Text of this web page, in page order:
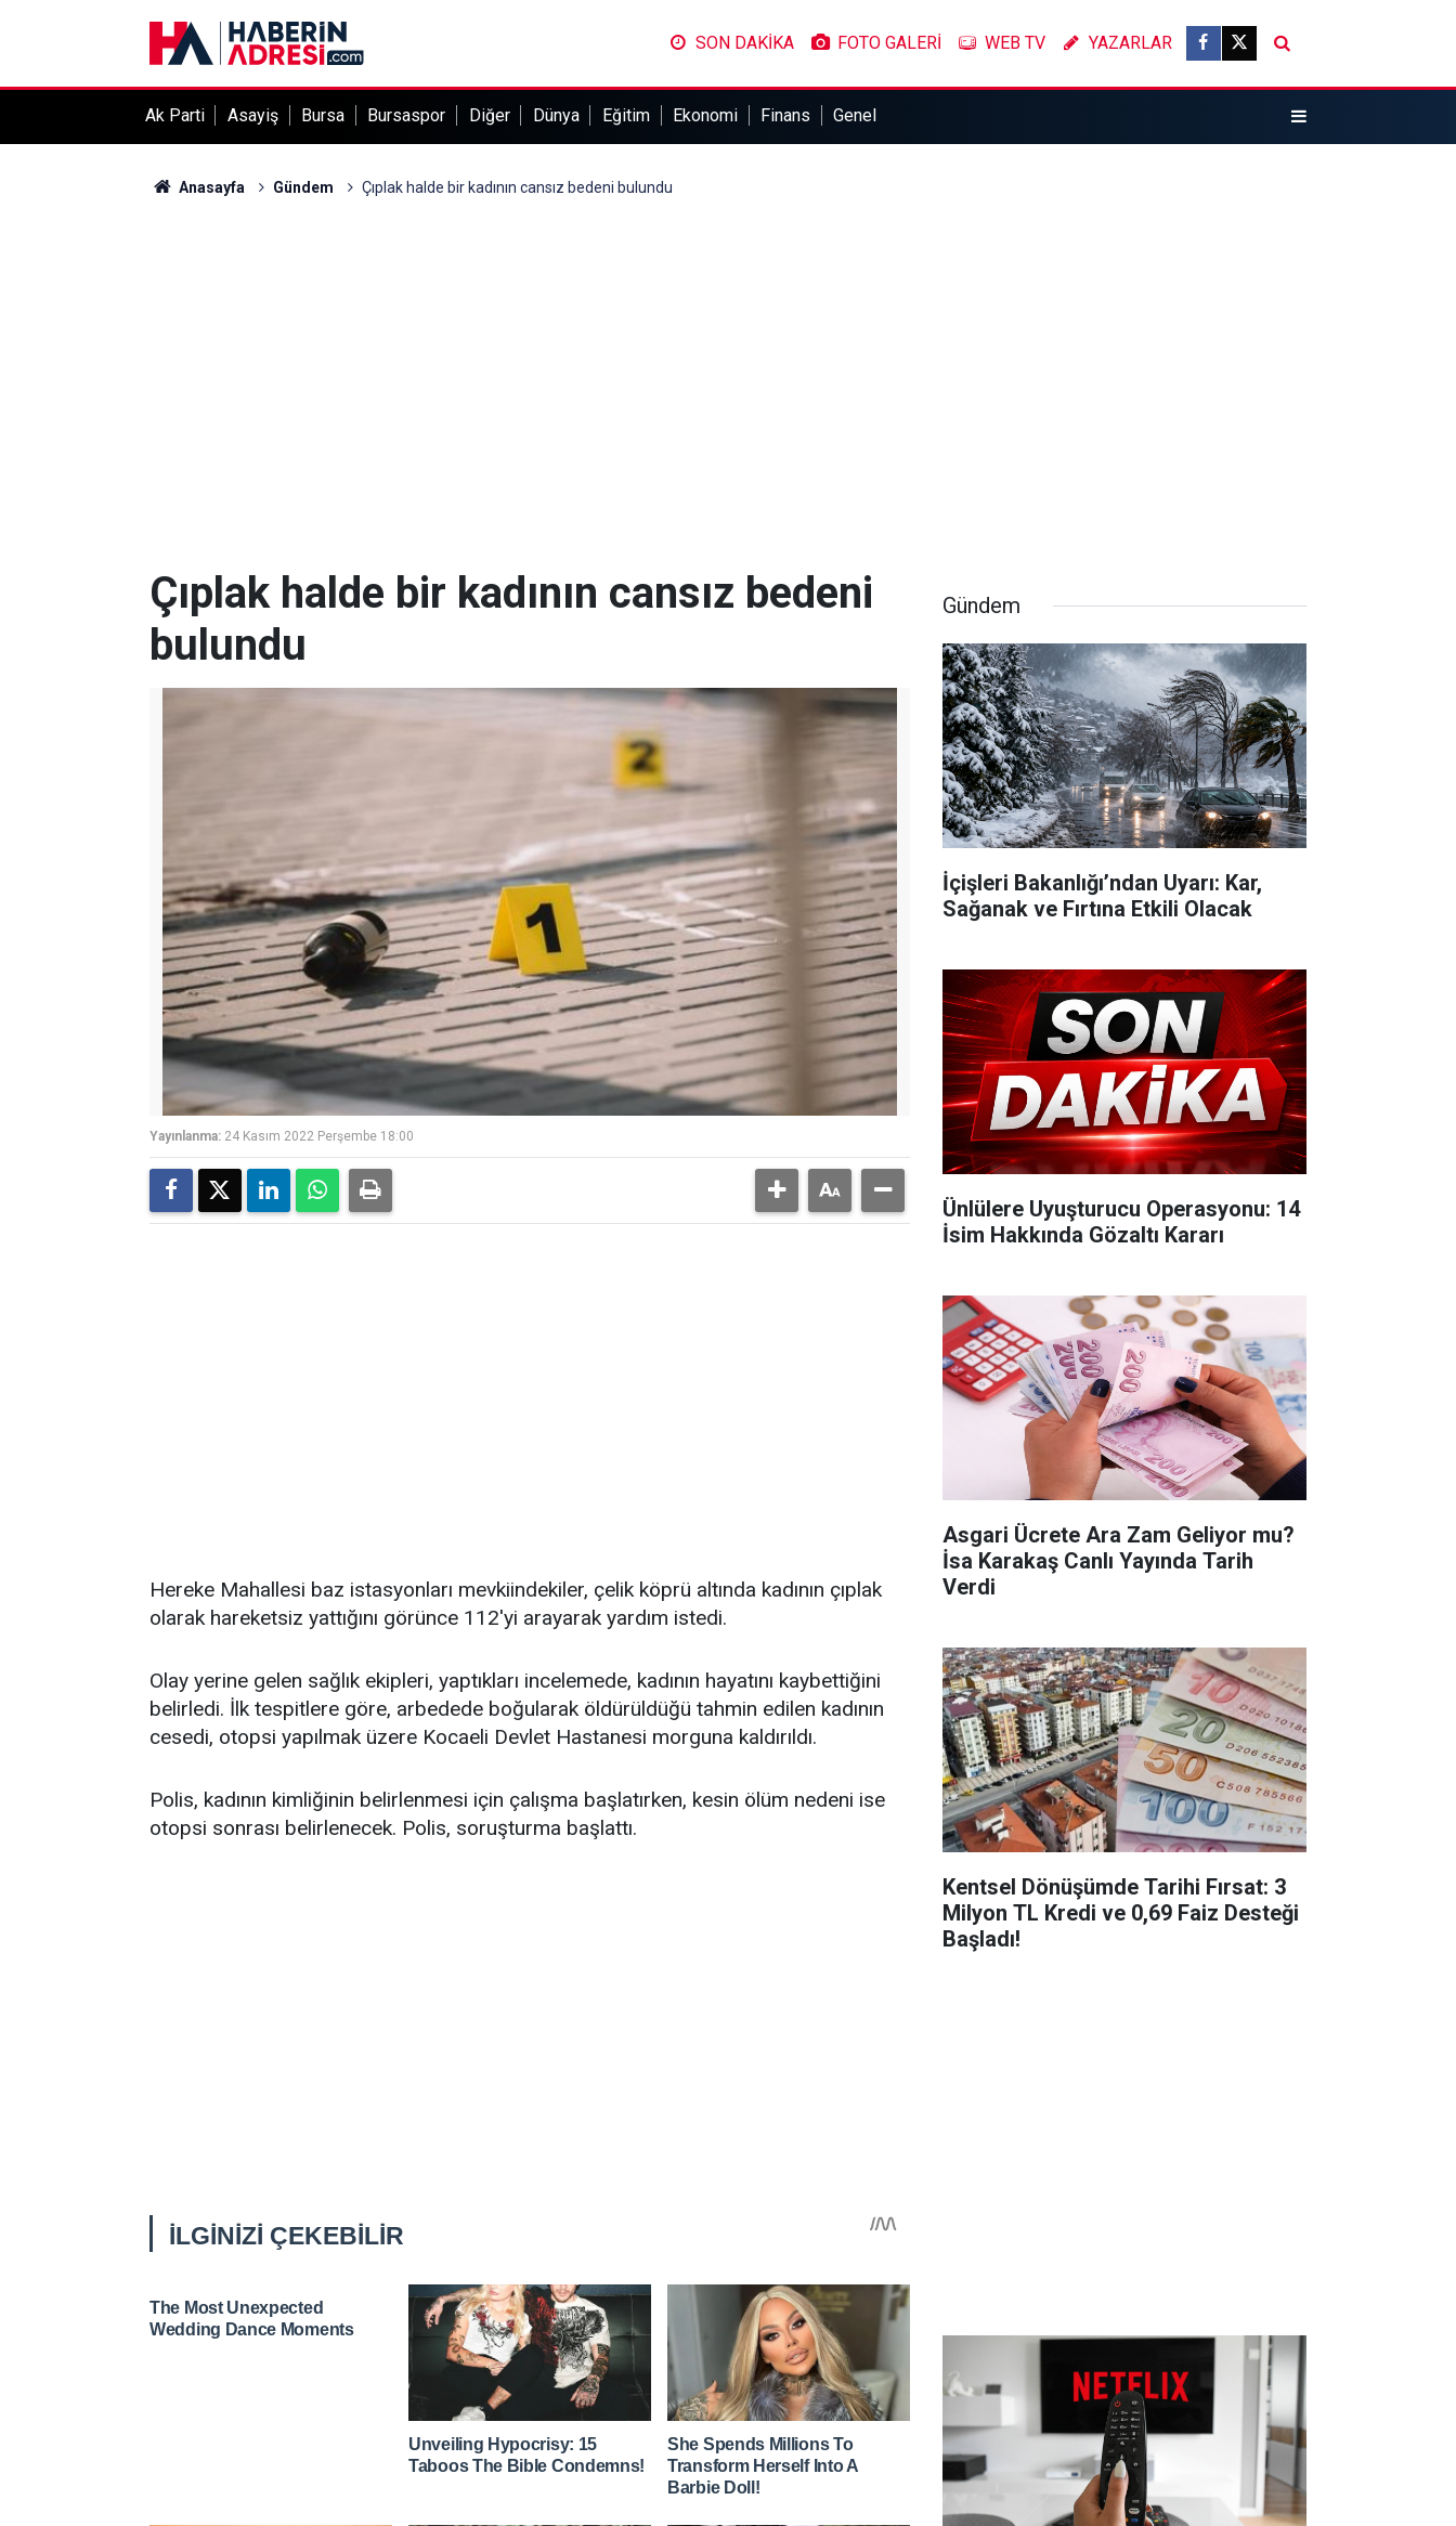
SON DAKİKA FOTO GALERİ WEB TV YAZARLAR
Ak Parti Asayiş Bursa Bursaspor Diğer Dünya Eğitim Ekonomi Finans Genel
Anasayfa Gündem Çıplak halde bir kadının cansız bedeni bulundu
Çıplak halde bir kadının cansız bedeni
bulundu
Yayınlanma: 24 Kasım 2022 Perşembe 18:00
Hereke Mahallesi baz istasyonları mevkiindekiler, çelik köprü altında kadının çıplak
olarak hareketsiz yattığını görünce 112'yi arayarak yardım istedi.
Olay yerine gelen sağlık ekipleri, yaptıkları incelemede, kadının hayatını kaybettiğini
belirledi. İlk tespitlere göre, arbedede boğularak öldürüldüğü tahmin edilen kadının
cesedi, otopsi yapılmak üzere Kocaeli Devlet Hastanesi morguna kaldırıldı.
Polis, kadının kimliğinin belirlenmesi için çalışma başlatırken, kesin ölüm nedeni ise
otopsi sonrası belirlenecek. Polis, soruşturma başlattı.
Gündem
İçişleri Bakanlığı’ndan Uyarı: Kar,
Sağanak ve Fırtına Etkili Olacak
Ünlülere Uyuşturucu Operasyonu: 14
İsim Hakkında Gözaltı Kararı
Asgari Ücrete Ara Zam Geliyor mu?
İsa Karakaş Canlı Yayında Tarih
Verdi
Kentsel Dönüşümde Tarihi Fırsat: 3
Milyon TL Kredi ve 0,69 Faiz Desteği
Başladı!